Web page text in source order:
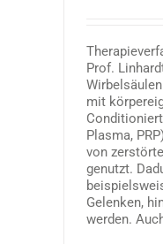
Prof.
mit
Plasma,
von
genutzt.
Gelenken,
werden.